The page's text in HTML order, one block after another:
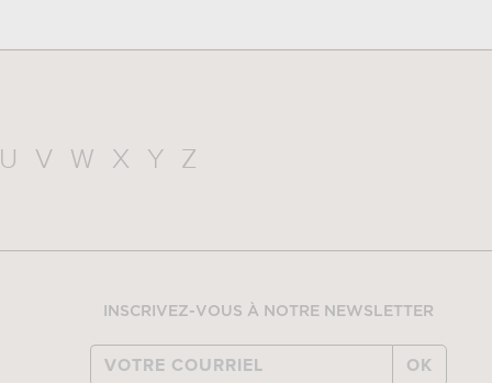
U V W X Y Z
INSCRIVEZ-VOUS À NOTRE NEWSLETTER
OK